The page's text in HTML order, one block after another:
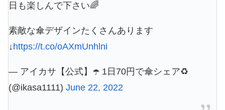
日も楽しんで下さい🌈
素敵な傘デザインたくさんあります
↓ https://t.co/oAXmUnhlni
— アイカサ【公式】☂️ 1日70円で傘シェア♻️
(@ikasa1111) June 22, 2022